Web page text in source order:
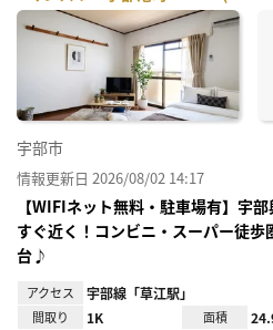
宇部市
情報更新日 2026/08/02 14:17
【WIFIネット無料・駐車場有】宇
すぐ近く！コンビニ・スーパー徒
台♪
アクセス 宇部線「草江駅」
間取り 1K 面積